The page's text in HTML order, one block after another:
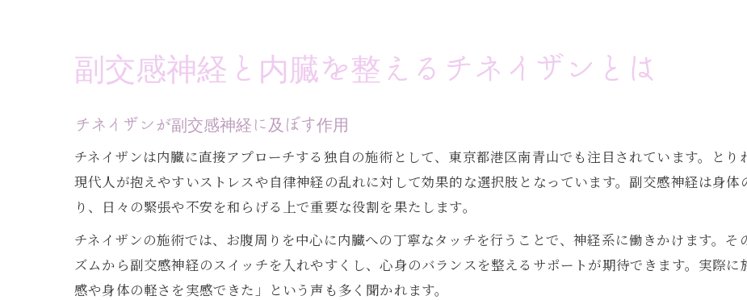
副交感神経と内臓を整えるチネイザンとは
チネイザンが副交感神経に及ぼす作用
チネイザンは内臓に直接アプローチする独自の施術として、東京都港区南青山でも注目されています。とり
現代人が抱えやすいストレスや自律神経の乱れに対して効果的な選択肢となっています。副交感神経は身
り、日々の緊張や不安を和らげる上で重要な役割を果たします。
チネイザンの施術では、お腹周りを中心に内臓への丁寧なタッチを行うことで、神経系に働きかけます。そ
ズムから副交感神経のスイッチを入れやすくし、心身のバランスを整えるサポートが期待できます。実際
感や身体の軽さを実感できた」という声も多く聞かれます。